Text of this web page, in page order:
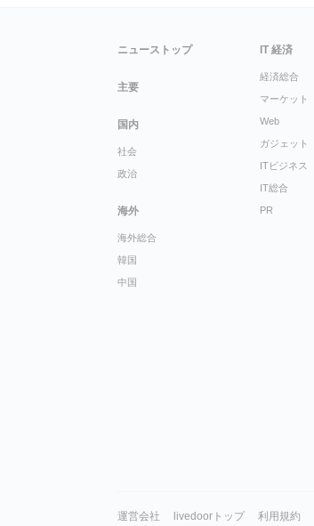
ニューストップ
主要
国内
社会
政治
海外
海外総合
韓国
中国
IT 経済
経済総合
マーケット
Web
ガジェット
ITビジネス
IT総合
PR
運営会社 livedoorトップ 利用規約